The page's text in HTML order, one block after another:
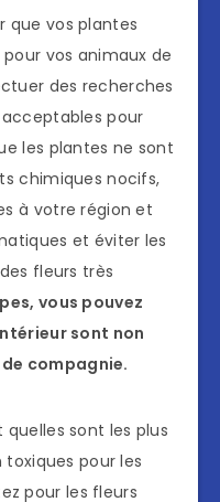
que vos plantes
vos animaux de
des recherches
pour
les plantes ne sont
chimiques nocifs,
à votre région et
et éviter les
fleurs très
vous pouvez
sont non
compagnie.
sont les plus
toxiques pour les
pour les fleurs